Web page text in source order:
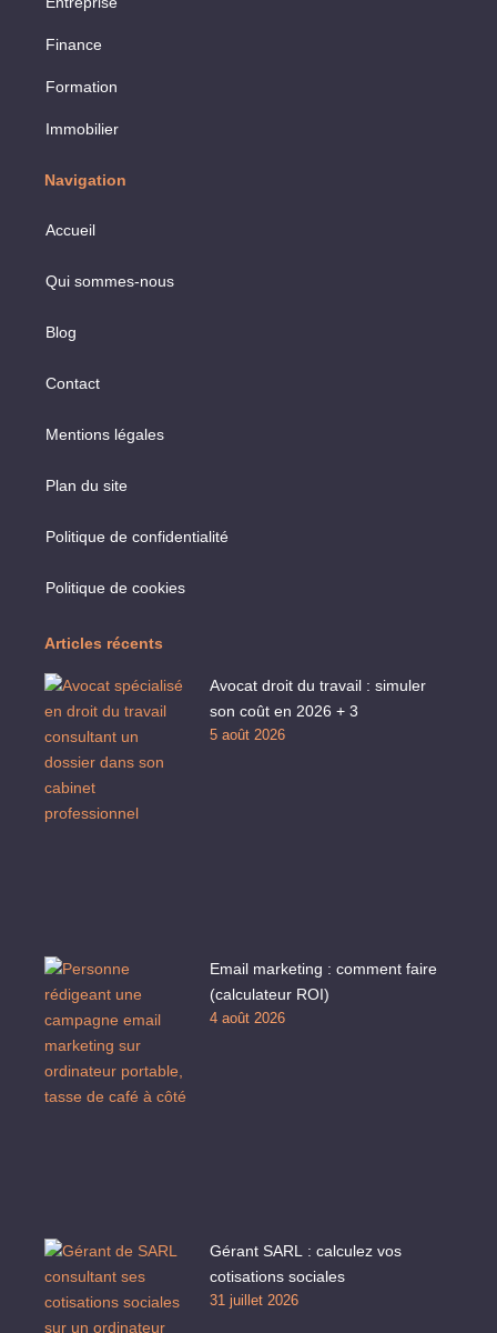
Finance
Formation
Immobilier
Navigation
Accueil
Qui sommes-nous
Blog
Contact
Mentions légales
Plan du site
Politique de confidentialité
Politique de cookies
Articles récents
Avocat droit du travail : simuler
son coût en 2026 + 3
5 août 2026
Email marketing : comment faire
(calculateur ROI)
4 août 2026
Gérant SARL : calculez vos
cotisations sociales
31 juillet 2026